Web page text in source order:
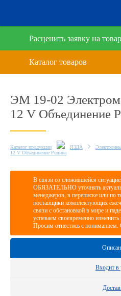
Расценить заявку на
ЭМ 19-02
12 V Объединение
Каталог продукции ЯЗДА
12 V Объединение Родина
В связи со сложившейся
ОБЯЗАТЕЛЬНО уточнять
менеджеров, в переписке или по
поставщики комплектующих
связи с обстановкой в мире и
успеваем своевременно изменить
Просим отнестись с пониманием.
Входит в